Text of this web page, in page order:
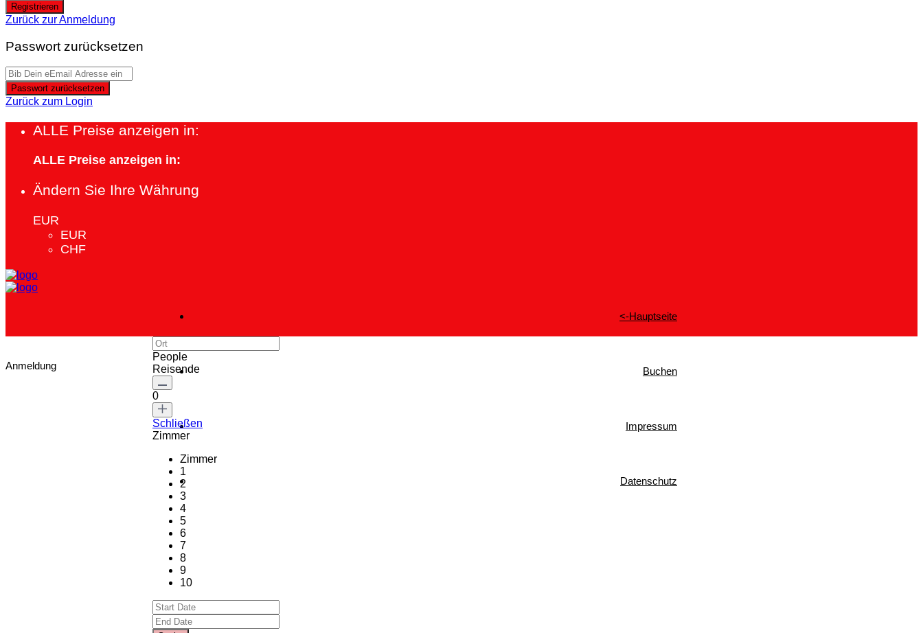
Registrieren
Zurück zur Anmeldung
Passwort zurücksetzen
Passwort zurücksetzen
Zurück zum Login
ALLE Preise anzeigen in:
ALLE Preise anzeigen in:
Ändern Sie Ihre Währung
EUR
EUR
CHF
<-Hauptseite
Buchen
Impressum
Datenschutz
Anmeldung
People
Reisende
0
Schließen
Zimmer
Zimmer
1
2
3
4
5
6
7
8
9
10